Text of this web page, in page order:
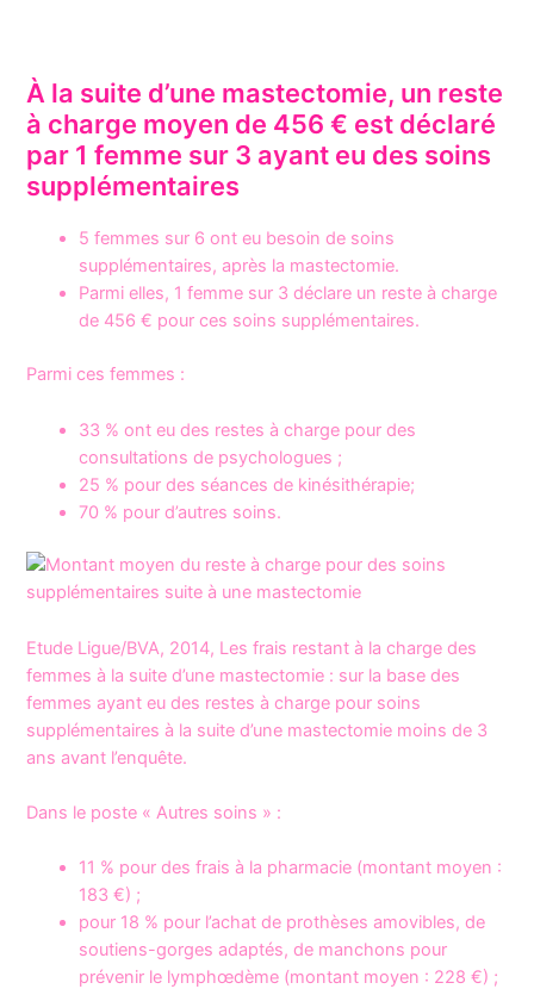
À la suite d’une mastectomie, un reste
à charge moyen de 456 € est déclaré
par 1 femme sur 3 ayant eu des soins
supplémentaires
5 femmes sur 6 ont eu besoin de soins
supplémentaires, après la mastectomie.
Parmi elles, 1 femme sur 3 déclare un reste à charge
de 456 € pour ces soins supplémentaires.
Parmi ces femmes :
33 % ont eu des restes à charge pour des
consultations de psychologues ;
25 % pour des séances de kinésithérapie;
70 % pour d’autres soins.
Etude Ligue/BVA, 2014, Les frais restant à la charge des
femmes à la suite d’une mastectomie : sur la base des
femmes ayant eu des restes à charge pour soins
supplémentaires à la suite d’une mastectomie moins de 3
ans avant l’enquête.
Dans le poste « Autres soins » :
11 % pour des frais à la pharmacie (montant moyen :
183 €) ;
pour 18 % pour l’achat de prothèses amovibles, de
soutiens-gorges adaptés, de manchons pour
prévenir le lymphœdème (montant moyen : 228 €) ;